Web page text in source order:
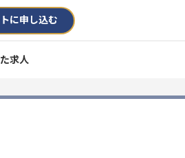
に申し込む
求人